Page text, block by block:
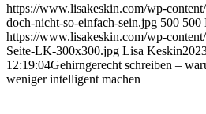
https://www.lisakeskin.com/wp-
doch-nicht-so-einfach-sein.jpg 500 500
https://www.lisakeskin.com/wp-
Seite-LK-300x300.jpg Lisa Keskin
12:19:04Gehirngerecht schreiben –
weniger intelligent machen